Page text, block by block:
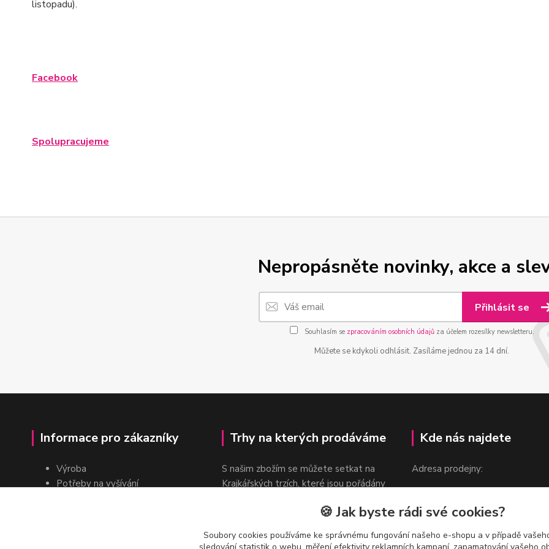
listopadu).
Facebook
Spolupracujeme
Nepropásněte novinky, akce a
Přihlásit se
Souhlasím se zpracováním osobních údajůza účelem rozesílky newsletteru.
Můžete se kdykoli odhlásit. Zasíláme jednou za 14 dní.
Informace pro zákazníky
Výroba
Potřeby na vyšívání
Trhy na kterých prodáváme
S našim zbožím se můžete setkat na
Krajkářských trzích, které jsou pořádány
Kde nás najdete
Adresa prodejny:
v blízkosti stanice Metra B -
Českomoravská
🍪 Jak byste rádi své cookies?
Soubory cookies používáme ke správnému fungování našeho e-shopu a v případě